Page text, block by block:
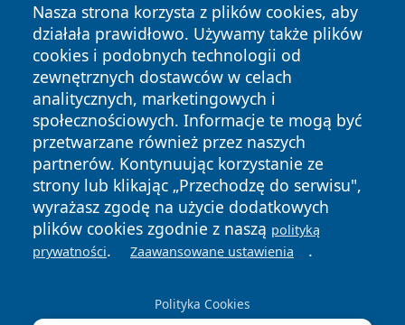
Nasza strona korzysta z plików cookies, aby
działała prawidłowo. Używamy także plików
cookies i podobnych technologii od
zewnętrznych dostawców w celach
analitycznych, marketingowych i
społecznościowych. Informacje te mogą być
przetwarzane również przez naszych
partnerów. Kontynuując korzystanie ze
strony lub klikając „Przechodzę do serwisu",
wyrażasz zgodę na użycie dodatkowych
plików cookies zgodnie z naszą polityką
prywatności. Zaawansowane ustawienia .
Polityka Cookies
Copyright © 2026 24slupsk.pl Wszystkie prawa zastrzeżone.
News Autorzy
Polityka
Prywatności
Polityka
Cookies